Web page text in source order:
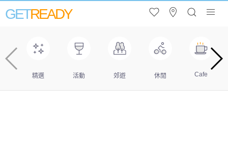
GETREADY
精選 活動 郊遊 休閒 Cafe